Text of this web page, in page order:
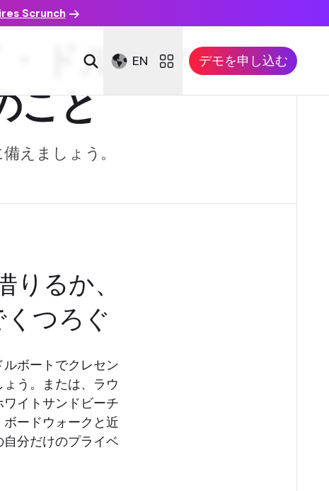
Scrunch
EN デモを申し込む
ドルフィン・
こと
えましょう。
るか、
つろぐ
ボートでクレセン
う。または、ラウ
イトサンドビーチ
ードウォークと近
分だけのプライベ